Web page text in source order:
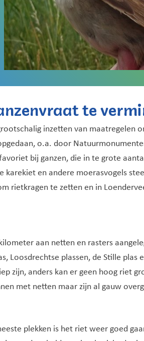
te
inzetten van maatregelen
o.a. door
bij ganzen, die in te grote
en andere moerasvogels
rietkragen te zetten en in
aan netten en rasters
Loosdrechtse plassen, de Stille
zijn, anders kan er geen hoog riet
met netten maar zijn al gauw
plekken is het riet weer goed